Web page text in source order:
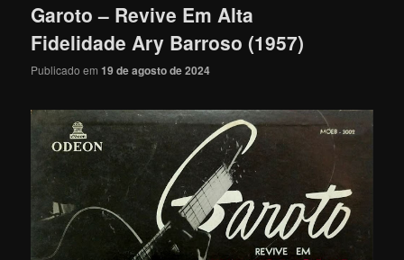
Garoto – Revive Em Alta
Fidelidade Ary Barroso (1957)
Publicado em19 de agosto de 2024